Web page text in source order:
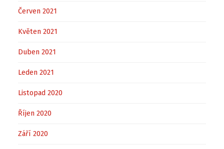
Červen 2021
Květen 2021
Duben 2021
Leden 2021
Listopad 2020
Říjen 2020
Září 2020